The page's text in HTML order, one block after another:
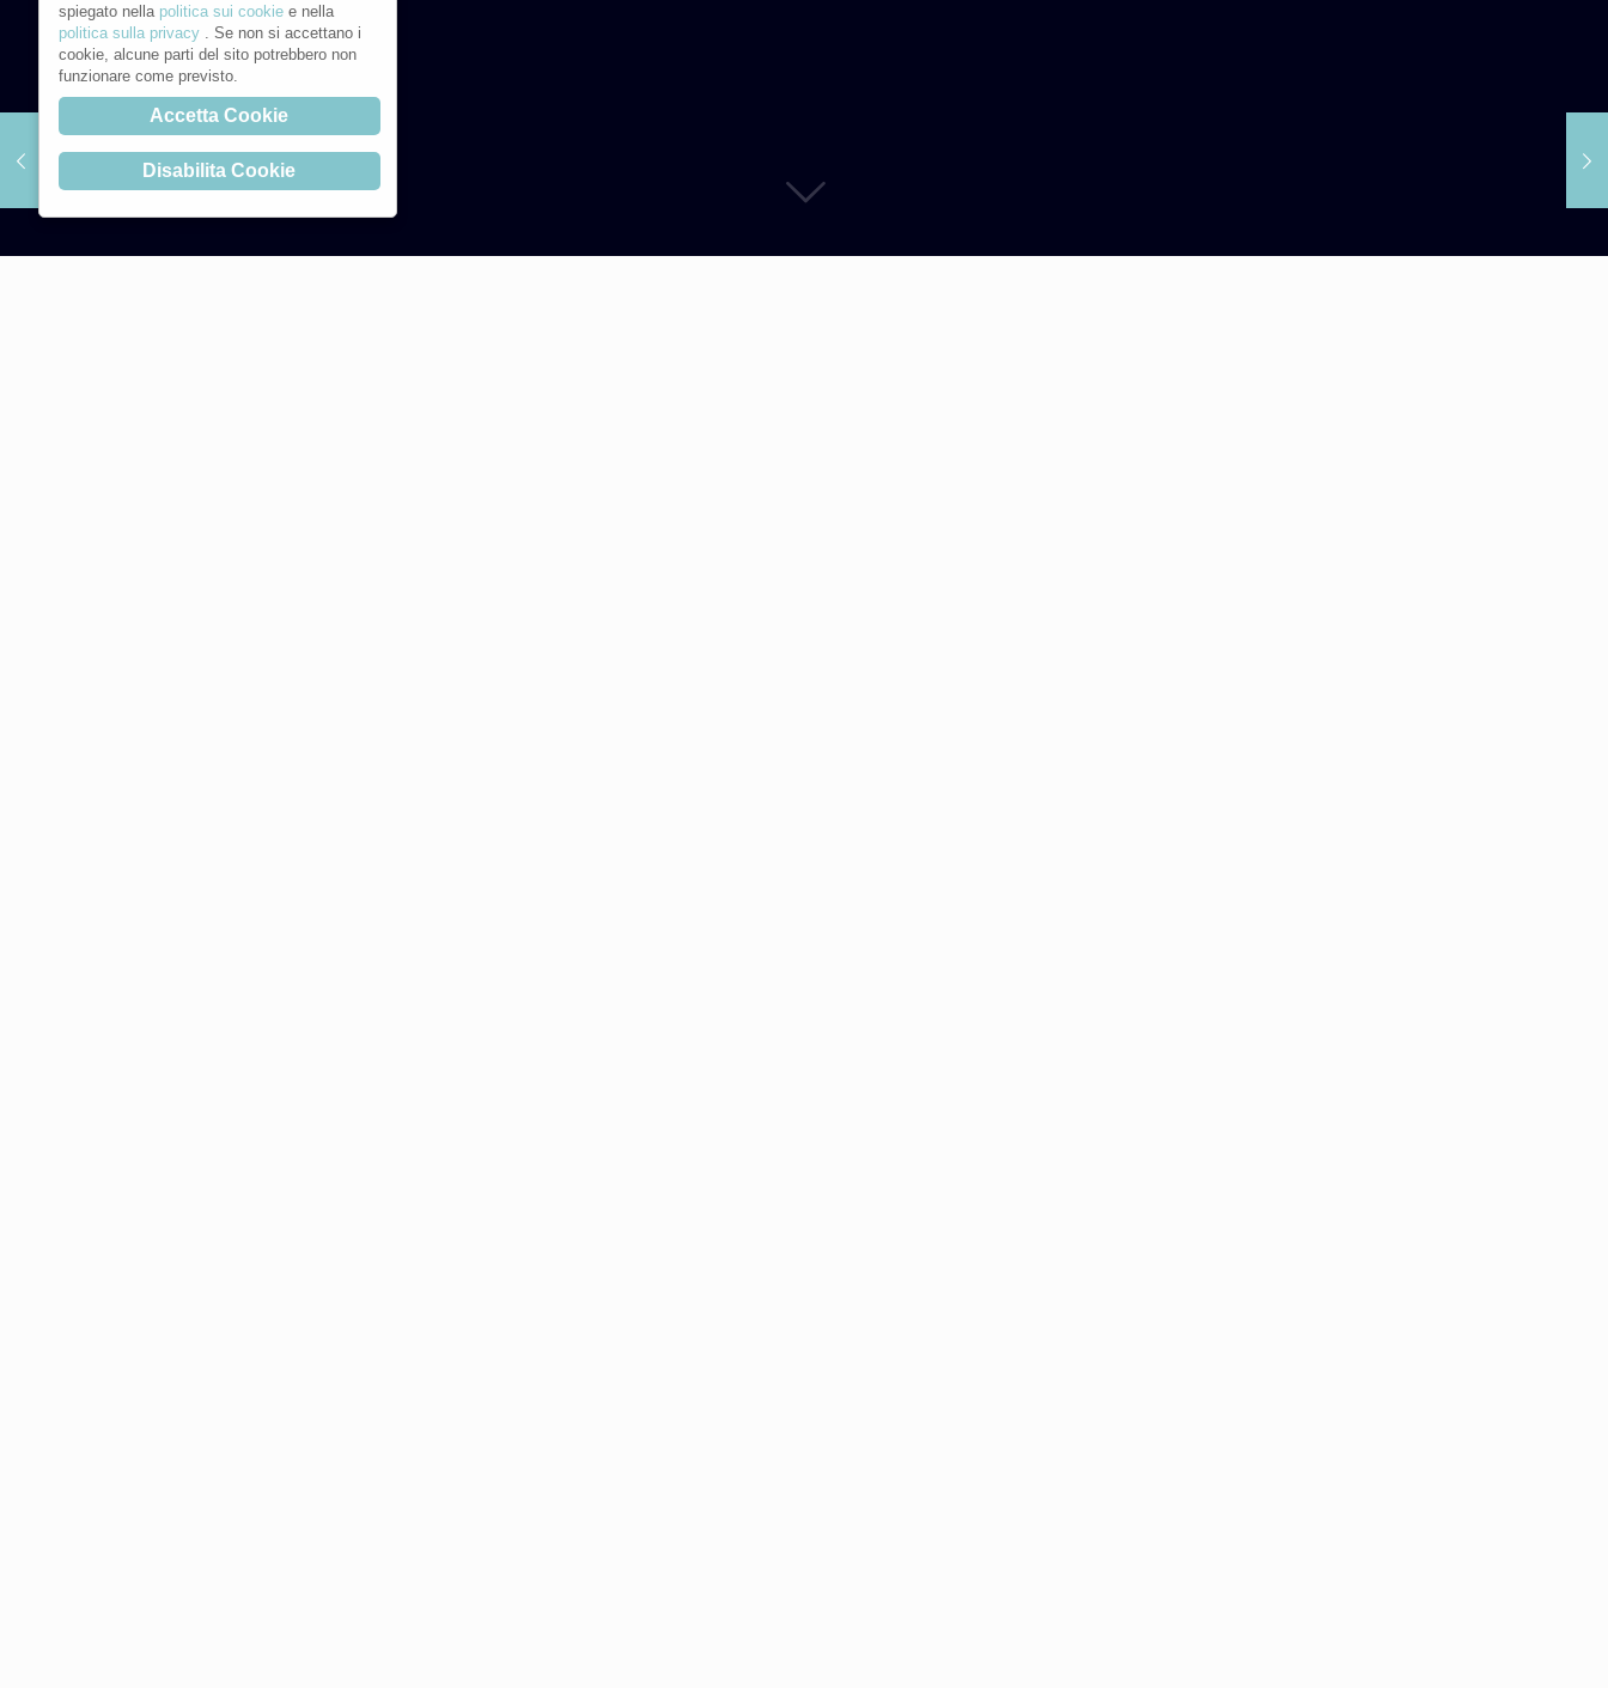
spiegato nella politica sui cookie e nella
politica sulla privacy . Se non si accettano i
cookie, alcune parti del sito potrebbero non
funzionare come previsto.
Accetta Cookie
Disabilita Cookie